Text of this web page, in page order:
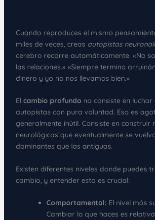
Cuando reproduces el mismo
miles de veces, creas autopistas
cerebro recorre automáticamente. «No
las relaciones.» «Siempre termino
dinero y yo no nos llevamos bien.»
El cambio profundo no consiste en
autopistas con pura voluntad. Eso es
generalmente inútil. Consiste en construir
neurológicas que eventualmente se
dominantes que las antiguas.
Existen diferentes niveles donde puedes
cambio, y entender esto es crucial:
Comportamental: El nivel más
Cambiar lo que haces es